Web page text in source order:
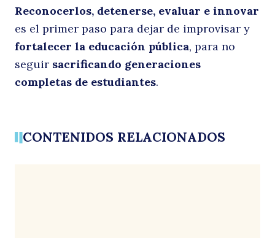
Reconocerlos, detenerse, evaluar e innovar
es el primer paso para dejar de improvisar y
fortalecer la educación pública, para no
seguir sacrificando generaciones
completas de estudiantes.
CONTENIDOS RELACIONADOS